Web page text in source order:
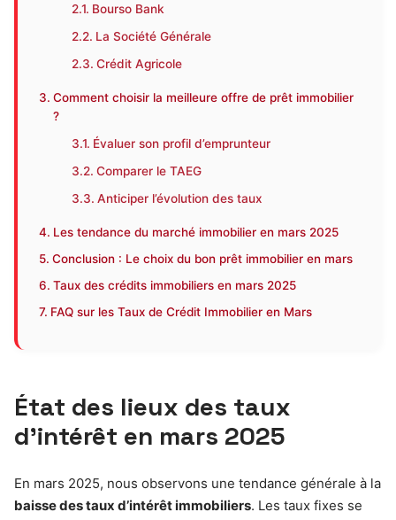
Bourso Bank
La Société Générale
Crédit Agricole
Comment choisir la meilleure offre de prêt immobilier
?
Évaluer son profil d’emprunteur
Comparer le TAEG
Anticiper l’évolution des taux
Les tendance du marché immobilier en mars 2025
Conclusion : Le choix du bon prêt immobilier en mars
Taux des crédits immobiliers en mars 2025
FAQ sur les Taux de Crédit Immobilier en Mars
État des lieux des taux
d’intérêt en mars 2025
En mars 2025, nous observons une tendance générale à la
baisse des taux d’intérêt immobiliers. Les taux fixes se